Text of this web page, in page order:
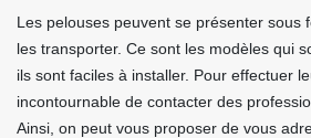
Les pelouses peuvent se présenter sous
les transporter. Ce sont les modèles qui
ils sont faciles à installer. Pour effectuer
incontournable de contacter des
Ainsi, on peut vous proposer de vous